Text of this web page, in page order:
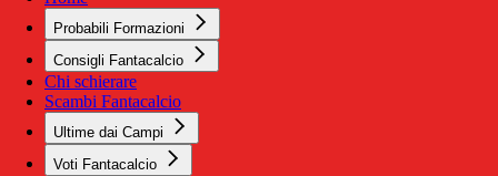
Probabili Formazioni
Consigli Fantacalcio
Chi schierare
Scambi Fantacalcio
Ultime dai Campi
Voti Fantacalcio